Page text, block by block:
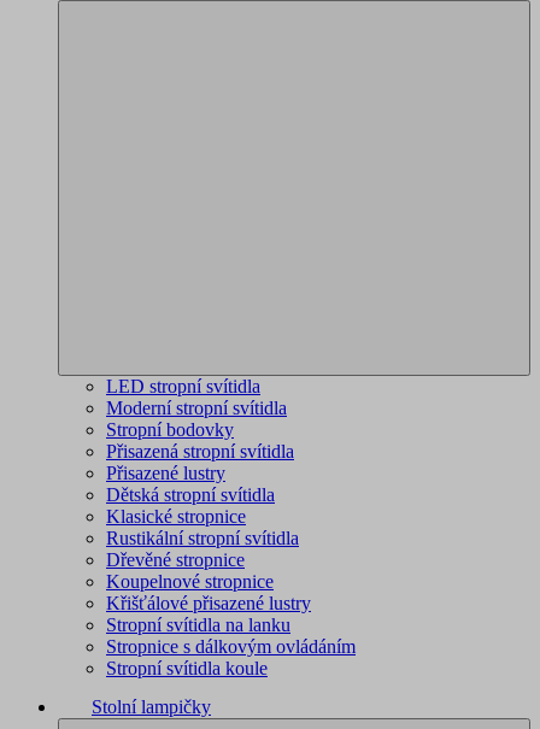
LED stropní svítidla
Moderní stropní svítidla
Stropní bodovky
Přisazená stropní svítidla
Přisazené lustry
Dětská stropní svítidla
Klasické stropnice
Rustikální stropní svítidla
Dřevěné stropnice
Koupelnové stropnice
Křišťálové přisazené lustry
Stropní svítidla na lanku
Stropnice s dálkovým ovládáním
Stropní svítidla koule
Stolní lampičky